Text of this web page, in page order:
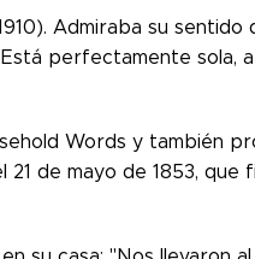
Admiraba su
perfectamente sola,
Words y también
de mayo de 1853, que